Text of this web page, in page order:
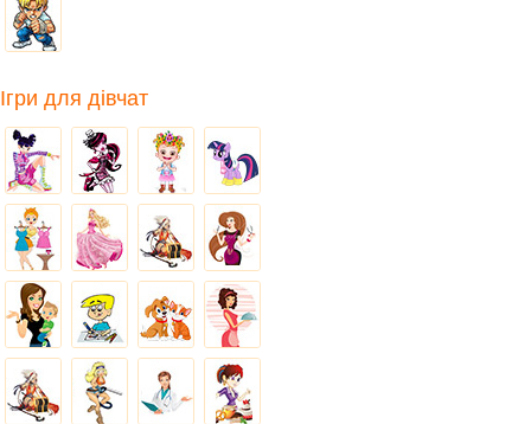
Ігри для дівчат